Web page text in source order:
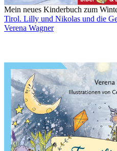
Mein neues Kinderbuch zum
Tirol. Lilly und Nikolas und die
Verena Wagner